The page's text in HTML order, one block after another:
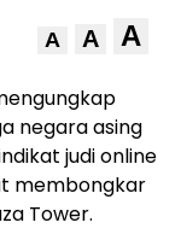
A A A
negara asing
judi online
membongkar
Tower.